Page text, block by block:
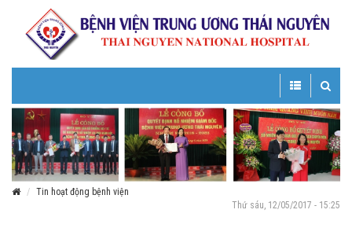
Toggle
Toggle
navigation
Tin hoạt động bệnh viện
Thứ sáu, 12/05/2017 - 15:25